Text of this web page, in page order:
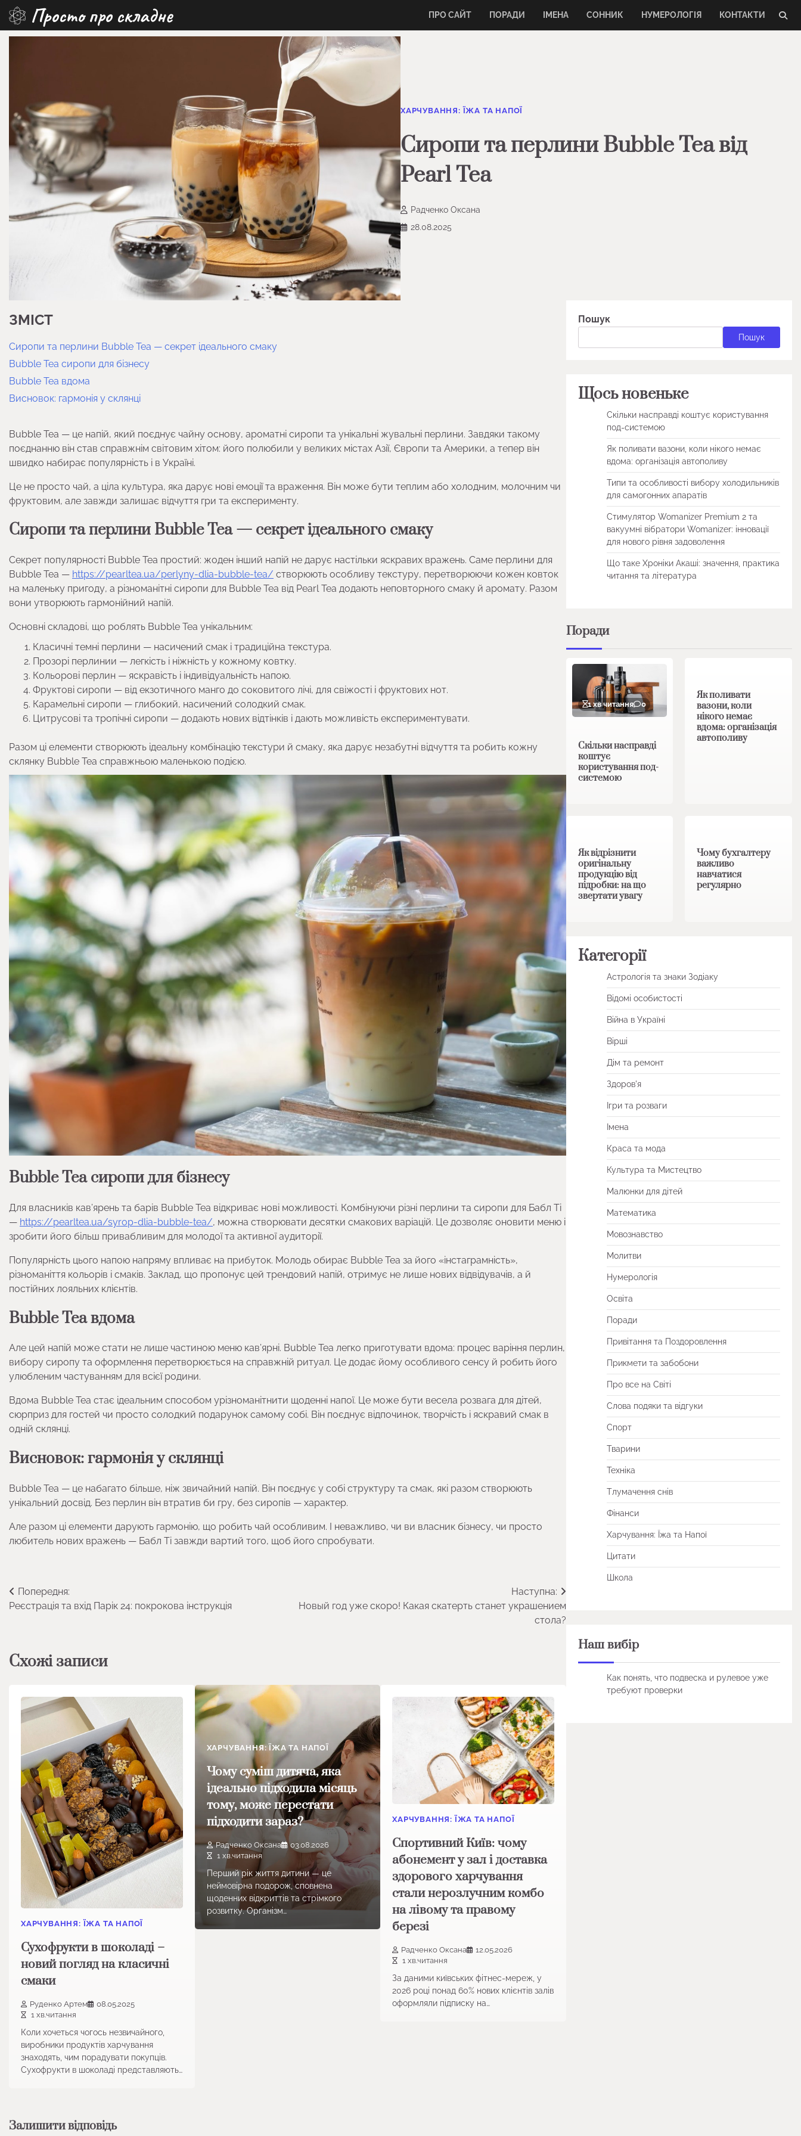
Перейти
до
вмісту
Просто про складне ПРО САЙТ ПОРАДИ ІМЕНА СОННИК НУМЕРОЛОГІЯ КОНТАКТИ
ХАРЧУВАННЯ: ЇЖА ТА НАПОЇ
Сиропи та перлини Bubble Tea від
Pearl Tea
Радченко Оксана
28.08.2025
ЗМІСТ
Сиропи та перлини Bubble Tea — секрет ідеального смаку
Bubble Tea сиропи для бізнесу
Bubble Tea вдома
Висновок: гармонія у склянці
Bubble Tea — це напій, який поєднує чайну основу, ароматні сиропи та унікальні жувальні перлини. Завдяки такому
поєднанню він став справжнім світовим хітом: його полюбили у великих містах Азії, Європи та Америки, а тепер він
швидко набирає популярність і в Україні.
Це не просто чай, а ціла культура, яка дарує нові емоції та враження. Він може бути теплим або холодним, молочним чи
фруктовим, але завжди залишає відчуття гри та експерименту.
Сиропи та перлини Bubble Tea — секрет ідеального смаку
Секрет популярності Bubble Tea простий: жоден інший напій не дарує настільки яскравих вражень. Саме перлини для
Bubble Tea — https://pearltea.ua/perlyny-dlia-bubble-tea/ створюють особливу текстуру, перетворюючи кожен ковток
на маленьку пригоду, а різноманітні сиропи для Bubble Tea від Pearl Tea додають неповторного смаку й аромату. Разом
вони утворюють гармонійний напій.
Основні складові, що роблять Bubble Tea унікальним:
Класичні темні перлини — насичений смак і традиційна текстура.
Прозорі перлинии — легкість і ніжність у кожному ковтку.
Кольорові перлин — яскравість і індивідуальність напою.
Фруктові сиропи — від екзотичного манго до соковитого лічі, для свіжості і фруктових нот.
Карамельні сиропи — глибокий, насичений солодкий смак.
Цитрусові та тропічні сиропи — додають нових відтінків і дають можливість експериментувати.
Разом ці елементи створюють ідеальну комбінацію текстури й смаку, яка дарує незабутні відчуття та робить кожну
склянку Bubble Tea справжньою маленькою подією.
Bubble Tea сиропи для бізнесу
Для власників кав’ярень та барів Bubble Tea відкриває нові можливості. Комбінуючи різні перлини та сиропи для Бабл Ті
— https://pearltea.ua/syrop-dlia-bubble-tea/, можна створювати десятки смакових варіацій. Це дозволяє оновити меню і
зробити його більш привабливим для молодої та активної аудиторії.
Популярність цього напою напряму впливає на прибуток. Молодь обирає Bubble Tea за його «інстаграмність»,
різноманіття кольорів і смаків. Заклад, що пропонує цей трендовий напій, отримує не лише нових відвідувачів, а й
постійних лояльних клієнтів.
Bubble Tea вдома
Але цей напій може стати не лише частиною меню кав’ярні. Bubble Tea легко приготувати вдома: процес варіння перлин,
вибору сиропу та оформлення перетворюється на справжній ритуал. Це додає йому особливого сенсу й робить його
улюбленим частуванням для всієї родини.
Вдома Bubble Tea стає ідеальним способом урізноманітнити щоденні напої. Це може бути весела розвага для дітей,
сюрприз для гостей чи просто солодкий подарунок самому собі. Він поєднує відпочинок, творчість і яскравий смак в
одній склянці.
Висновок: гармонія у склянці
Bubble Tea — це набагато більше, ніж звичайний напій. Він поєднує у собі структуру та смак, які разом створюють
унікальний досвід. Без перлин він втратив би гру, без сиропів — характер.
Але разом ці елементи дарують гармонію, що робить чай особливим. І неважливо, чи ви власник бізнесу, чи просто
любитель нових вражень — Бабл Ті завжди вартий того, щоб його спробувати.
Навігація
записів
Попередня:
Реєстрація та вхід Парік 24: покрокова інструкція
Наступна:
Новый год уже скоро! Какая скатерть станет украшением
стола?
Схожі записи
ХАРЧУВАННЯ: ЇЖА ТА НАПОЇ
Сухофрукти в шоколаді –
новий погляд на класичні
смаки
Руденко Артем
08.05.2025
1 хв.читання
Коли хочеться чогось незвичайного,
виробники продуктів харчування
знаходять, чим порадувати покупців.
Сухофрукти в шоколаді представляють…
ХАРЧУВАННЯ: ЇЖА ТА НАПОЇ
Чому суміш дитяча, яка
ідеально підходила місяць
тому, може перестати
підходити зараз?
Радченко Оксана
03.08.2026
1 хв.читання
Перший рік життя дитини — це
неймовірна подорож, сповнена
щоденних відкриттів та стрімкого
розвитку. Організм…
ХАРЧУВАННЯ: ЇЖА ТА НАПОЇ
Спортивний Київ: чому
абонемент у зал і доставка
здорового харчування
стали нерозлучним комбо
на лівому та правому
березі
Радченко Оксана
12.05.2026
1 хв.читання
За даними київських фітнес-мереж, у
2026 році понад 60% нових клієнтів залів
оформляли підписку на…
Залишити відповідь
Пошук
Пошук
Щось новеньке
Скільки насправді коштує користування
под-системою
Як поливати вазони, коли нікого немає
вдома: організація автополиву
Типи та особливості вибору холодильників
для самогонних апаратів
Стимулятор Womanizer Premium 2 та
вакуумні вібратори Womanizer: інновації
для нового рівня задоволення
Що таке Хроніки Акаші: значення, практика
читання та література
Поради
1 хв читання 0
Скільки насправді
коштує
користування под-
системою
Як поливати
вазони, коли
нікого немає
вдома: організація
автополиву
Як відрізнити
оригінальну
продукцію від
підробки: на що
звертати увагу
Чому бухгалтеру
важливо
навчатися
регулярно
Категорії
Астрологія та знаки Зодіаку
Відомі особистості
Війна в Україні
Вірші
Дім та ремонт
Здоров'я
Ігри та розваги
Імена
Краса та мода
Культура та Мистецтво
Малюнки для дітей
Математика
Мовознавство
Молитви
Нумерологія
Освіта
Поради
Привітання та Поздоровлення
Прикмети та забобони
Про все на Світі
Слова подяки та відгуки
Спорт
Тварини
Техніка
Тлумачення снів
Фінанси
Харчування: Їжа та Напої
Цитати
Школа
Наш вибір
Как понять, что подвеска и рулевое уже
требуют проверки